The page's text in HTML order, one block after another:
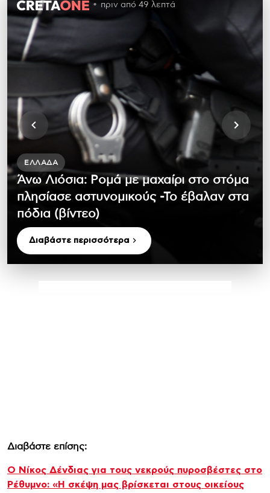
πριν από 49 λεπτά
ΕΛΛΆΔΑ
Άνω Λιόσια: Ρομά με μαχαίρι στο στόμα
πλησίασε αστυνομικούς -Το έβαλαν στα
πόδια (βίντεο)
Διαβάστε περισσότερα
Διαβάστε επίσης:
Ο Νίκος Δένδιας για τους νεκρούς πυροσβέστες στο
Ρέθυμνο: «Η σκέψη μας βρίσκεται στους οικείους